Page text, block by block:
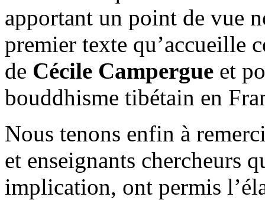
apportant un point de vue
premier texte qu’accueille
de Cécile Campergue et
bouddhisme tibétain en
Nous tenons enfin à
et enseignants chercheurs
implication, ont permis